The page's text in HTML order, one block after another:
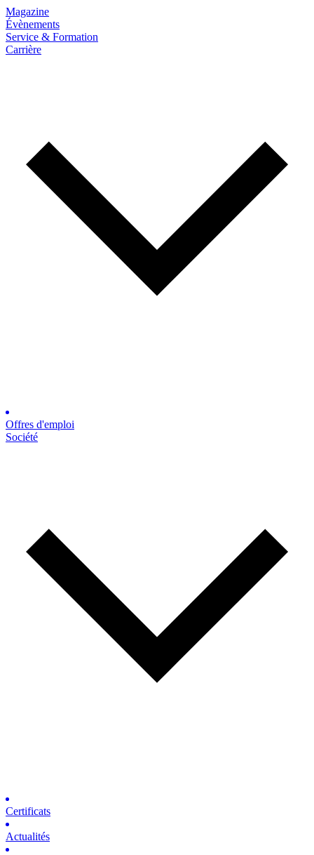
Magazine
Évènements
Service & Formation
Carrière
Offres d'emploi
Société
Certificats
Actualités